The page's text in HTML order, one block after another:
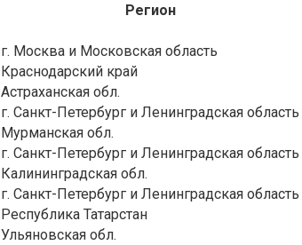
Регион
г. Москва и Московская область
Краснодарский край
Астраханская обл.
г. Санкт-Петербург и Ленинградская область
Мурманская обл.
г. Санкт-Петербург и Ленинградская область
Калининградская обл.
г. Санкт-Петербург и Ленинградская область
Республика Татарстан
Ульяновская обл.